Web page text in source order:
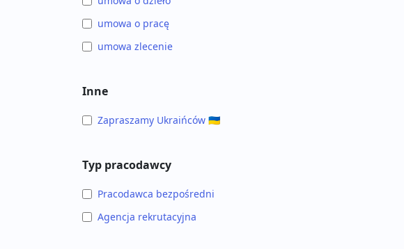
umowa o pracę
umowa zlecenie
Inne
Zapraszamy Ukraińców 🇺🇦
Typ pracodawcy
Pracodawca bezpośredni
Agencja rekrutacyjna